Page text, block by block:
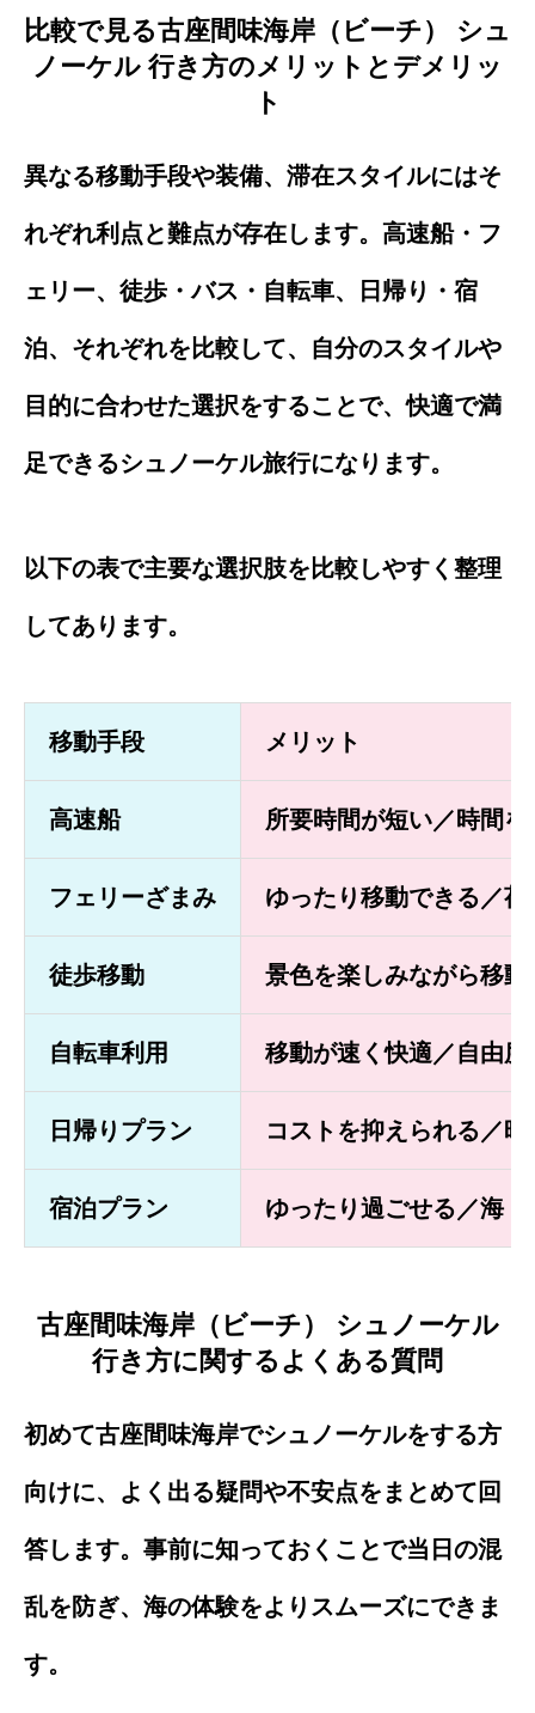
比較で見る古座間味海岸（ビーチ） シュ
ノーケル 行き方のメリットとデメリッ
ト
異なる移動手段や装備、滞在スタイルにはそ
れぞれ利点と難点が存在します。高速船・フ
ェリー、徒歩・バス・自転車、日帰り・宿
泊、それぞれを比較して、自分のスタイルや
目的に合わせた選択をすることで、快適で満
足できるシュノーケル旅行になります。
以下の表で主要な選択肢を比較しやすく整理
してあります。
移動手段 メリット
高速船 所要時間が短い／時間
フェリーざまみ ゆったり移動できる／
徒歩移動 景色を楽しみながら移
自転車利用 移動が速く快適／自由度
日帰りプラン コストを抑えられる／
宿泊プラン ゆったり過ごせる／海
古座間味海岸（ビーチ） シュノーケル
行き方に関するよくある質問
初めて古座間味海岸でシュノーケルをする方
向けに、よく出る疑問や不安点をまとめて回
答します。事前に知っておくことで当日の混
乱を防ぎ、海の体験をよりスムーズにできま
す。